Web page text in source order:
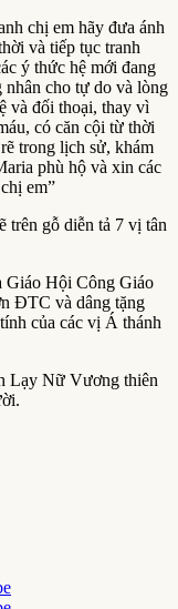
chị em hãy đưa ánh
và tiếp tục tranh
ý thức hệ mới đang
cho tự do và lòng
và đối thoại, thay vì
có căn cội từ thời
trong lịch sử, khám
phù hộ và xin các
em”
trên gỗ diễn tả 7 vị tân
Hội Công Giáo
ĐTC và dâng tặng
của các vị Á thánh
Lạy Nữ Vương thiên